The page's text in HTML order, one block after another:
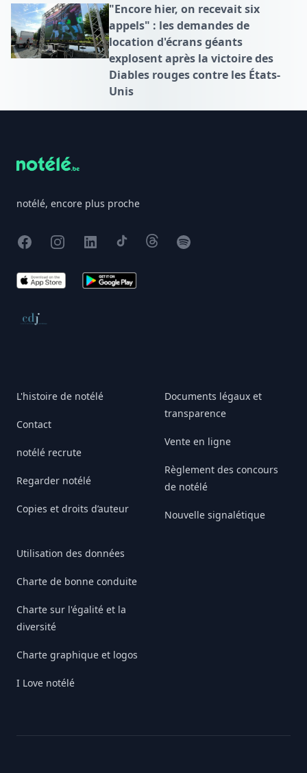
"Encore hier, on recevait six
appels" : les demandes de
location d'écrans géants
explosent après la victoire des
Diables rouges contre les États-
Unis
notélé, encore plus proche
FacebookInstagram
X TikTokThreadsSpotify
App Store Google Play
Conseil de déontologie journalistique
L'histoire de notélé
Contact
notélé recrute
Regarder notélé
Copies et droits d’auteur
Utilisation des données
Charte de bonne conduite
Charte sur l'égalité et la
diversité
Charte graphique et logos
I Love notélé
Documents légaux et
transparence
Vente en ligne
Règlement des concours
de notélé
Nouvelle signalétique